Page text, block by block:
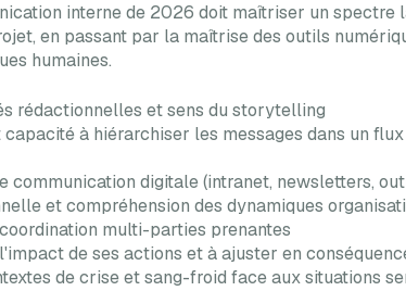
interne de 2026 doit maîtriser un spectre
en passant par la maîtrise des outils
humaines.
rédactionnelles et sens du storytelling
à hiérarchiser les messages dans un
communication digitale (intranet, newsletters,
et compréhension des dynamiques
multi-parties prenantes
de ses actions et à ajuster en
de crise et sang-froid face aux situations